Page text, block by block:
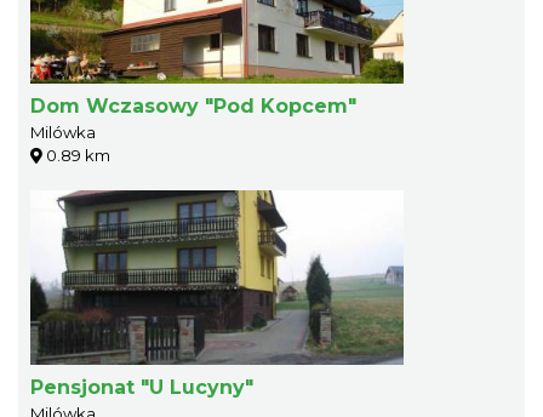
Dom Wczasowy "Pod Kopcem"
Milówka
0.89 km
Pensjonat "U Lucyny"
Milówka